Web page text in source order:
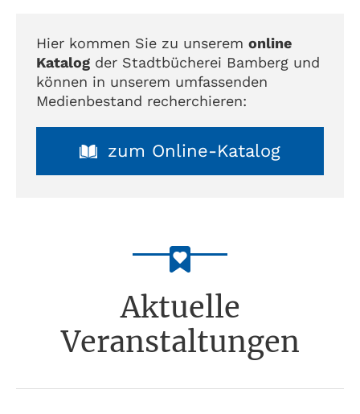
Hier kommen Sie zu unserem online
Katalog der Stadtbücherei Bamberg und
können in unserem umfassenden
Medienbestand recherchieren:
zum Online-Katalog
Aktuelle
Veranstaltungen